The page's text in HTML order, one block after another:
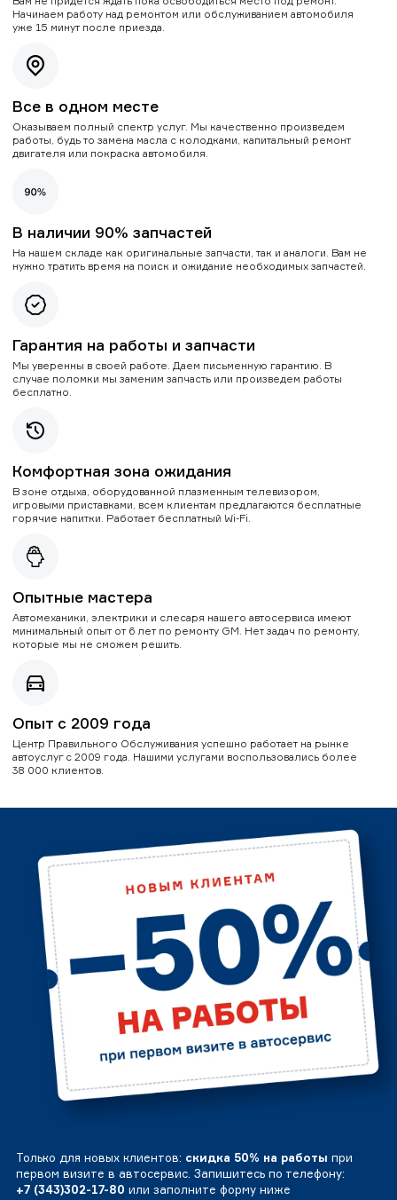
Начинаем работу над ремонтом или обслуживанием автомобиля
уже 15 минут после приезда.
Все в одном месте
Оказываем полный спектр услуг. Мы качественно произведем
работы, будь то замена масла с колодками, капитальный ремонт
двигателя или покраска автомобиля.
В наличии 90% запчастей
На нашем складе как оригинальные запчасти, так и аналоги. Вам не
нужно тратить время на поиск и ожидание необходимых запчастей.
Гарантия на работы и запчасти
Мы уверенны в своей работе. Даем письменную гарантию. В
случае поломки мы заменим запчасть или произведем работы
бесплатно.
Комфортная зона ожидания
В зоне отдыха, оборудованной плазменным телевизором,
игровыми приставками, всем клиентам предлагаются бесплатные
горячие напитки. Работает бесплатный Wi-Fi.
Опытные мастера
Автомеханики, электрики и слесаря нашего автосервиса имеют
минимальный опыт от 6 лет по ремонту GM. Нет задач по ремонту,
которые мы не сможем решить.
Опыт с 2009 года
Центр Правильного Обслуживания успешно работает на рынке
автоуслуг с 2009 года. Нашими услугами воспользовались более
38 000 клиентов.
Только для новых клиентов: скидка 50% на работы при
первом визите в автосервис. Запишитесь по телефону:
+7 (343)302-17-80 или заполните форму ниже